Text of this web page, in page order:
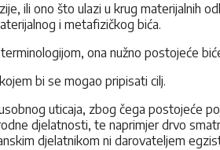
ili ono što ulazi u krug materijalnih
i metafizičkog bića.
ona nužno postojeće
bi se mogao pripisati cilj.
uticaja, zbog čega postojeće
djelatnosti, te naprimjer drvo
djelatnikom ni darovateljem